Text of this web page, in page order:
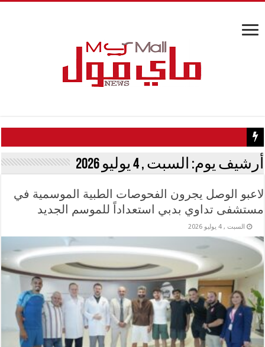
كيف تسبب سائح كويتي في إغلاق منزل عبدالحليم حافظ ومنع
أرشيف يوم: السبت , 4 يوليو 2026
لاعبو الوصل يجرون الفحوصات الطبية الموسمية في
مستشفى تداوي بدبي استعداداً للموسم الجديد
السبت , 4 يوليو 2026